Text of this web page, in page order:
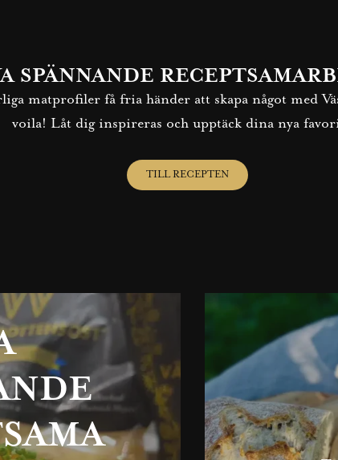
SPÄNNANDE
matprofiler få fria händer att skapa något med
voila! Låt dig inspireras och upptäck dina nya
TILL RECEPTEN